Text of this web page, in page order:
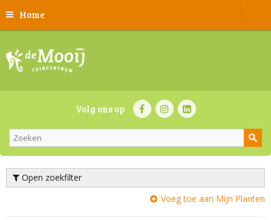
Home
Volg ons op
Open zoekfilter
Voeg toe aan Mijn Planten